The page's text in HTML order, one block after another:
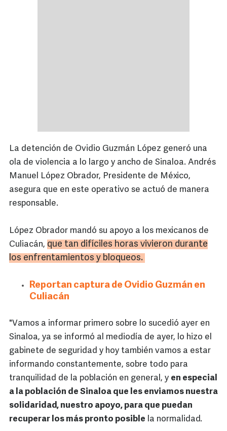
La detención de Ovidio Guzmán López generó una
ola de violencia a lo largo y ancho de Sinaloa. Andrés
Manuel López Obrador, Presidente de México,
asegura que en este operativo se actuó de manera
responsable.
López Obrador mandó su apoyo a los mexicanos de
Culiacán, que tan difíciles horas vivieron durante
los enfrentamientos y bloqueos.
Reportan captura de Ovidio Guzmán en
Culiacán
"Vamos a informar primero sobre lo sucedió ayer en
Sinaloa, ya se informó al mediodía de ayer, lo hizo el
gabinete de seguridad y hoy también vamos a estar
informando constantemente, sobre todo para
tranquilidad de la población en general, y en especial
a la población de Sinaloa que les enviamos nuestra
solidaridad, nuestro apoyo, para que puedan
recuperar los más pronto posible la normalidad.